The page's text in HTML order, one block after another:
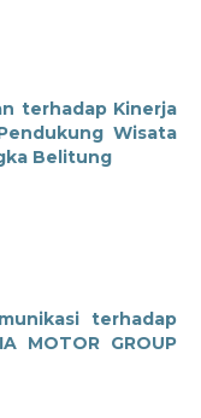
terhadap Kinerja
Wisata
Belitung
terhadap
MOTOR GROUP